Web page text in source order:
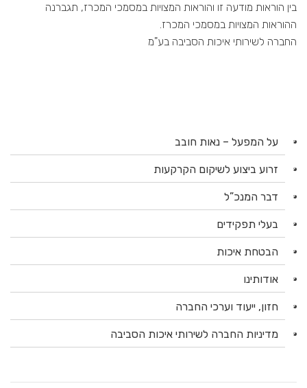
בין הוראות מודעה זו והוראות המצויות במסמכי המכרז, תגברנה
ההוראות המצויות במסמכי המכרז.
החברה לשירותי איכות הסביבה בע"מ
על המפעל – נאות חובב
זרוע ביצוע לשיקום הקרקעות
דבר המנכ”ל
בעלי תפקידים
הבטחת איכות
אודותינו
חזון, ייעוד וערכי החברה
מדיניות החברה לשירותי איכות הסביבה